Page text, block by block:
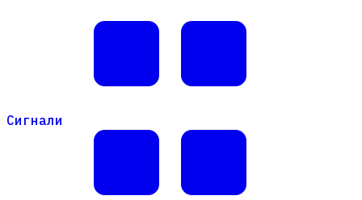
Сигнали